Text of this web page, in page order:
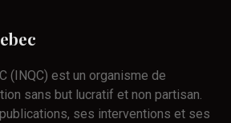
(INQC) est un organisme de
sans but lucratif et non partisan.
ses interventions et ses